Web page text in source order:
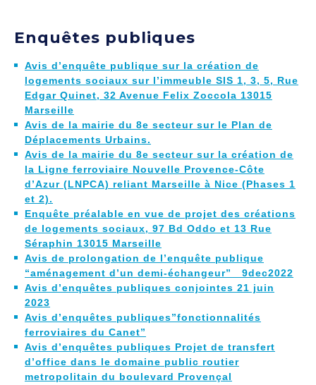
Enquêtes publiques
Avis d’enquête publique sur la création de
logements sociaux sur l’immeuble SIS 1, 3, 5, Rue
Edgar Quinet, 32 Avenue Felix Zoccola 13015
Marseille
Avis de la mairie du 8e secteur sur le Plan de
Déplacements Urbains.
Avis de la mairie du 8e secteur sur la création de
la Ligne ferroviaire Nouvelle Provence-Côte
d’Azur (LNPCA) reliant Marseille à Nice (Phases 1
et 2).
Enquête préalable en vue de projet des créations
de logements sociaux, 97 Bd Oddo et 13 Rue
Séraphin 13015 Marseille
Avis de prolongation de l’enquête publique
“aménagement d’un demi-échangeur” 9dec2022
Avis d’enquêtes publiques conjointes 21 juin
2023
Avis d’enquêtes publiques”fonctionnalités
ferroviaires du Canet”
Avis d’enquêtes publiques Projet de transfert
d’office dans le domaine public routier
metropolitain du boulevard Provençal